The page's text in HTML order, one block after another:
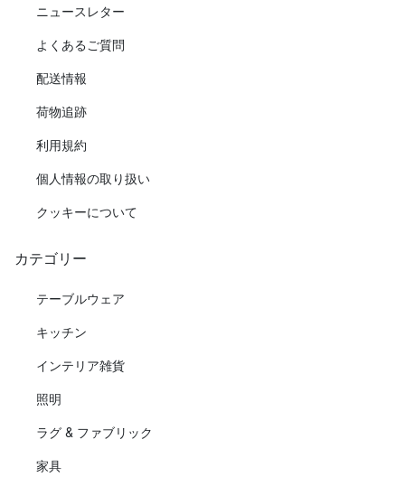
ニュースレター
よくあるご質問
配送情報
荷物追跡
利用規約
個人情報の取り扱い
クッキーについて
カテゴリー
テーブルウェア
キッチン
インテリア雑貨
照明
ラグ & ファブリック
家具